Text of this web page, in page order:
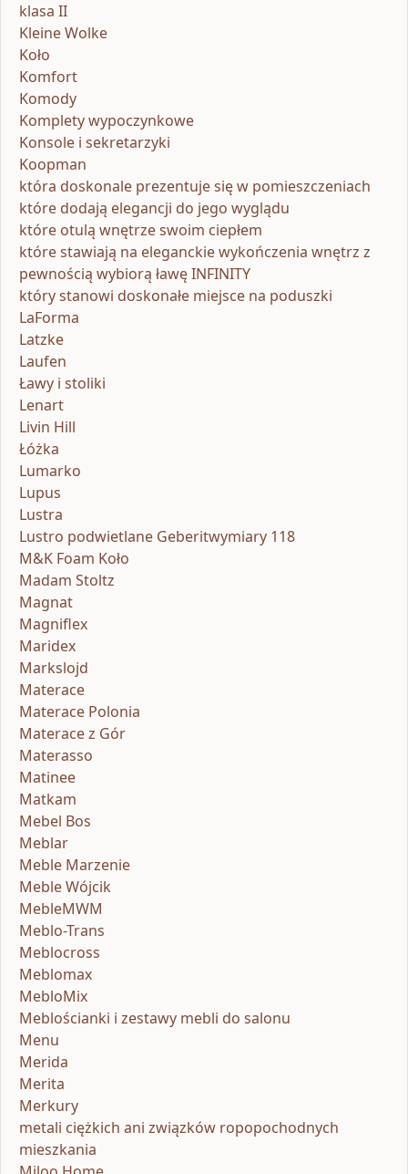
klasa II
Kleine Wolke
Koło
Komfort
Komody
Komplety wypoczynkowe
Konsole i sekretarzyki
Koopman
która doskonale prezentuje się w pomieszczeniach
które dodają elegancji do jego wyglądu
które otulą wnętrze swoim ciepłem
które stawiają na eleganckie wykończenia wnętrz z
pewnością wybiorą ławę INFINITY
który stanowi doskonałe miejsce na poduszki
LaForma
Latzke
Laufen
Ławy i stoliki
Lenart
Livin Hill
Łóżka
Lumarko
Lupus
Lustra
Lustro podwietlane Geberitwymiary 118
M&K Foam Koło
Madam Stoltz
Magnat
Magniflex
Maridex
Markslojd
Materace
Materace Polonia
Materace z Gór
Materasso
Matinee
Matkam
Mebel Bos
Meblar
Meble Marzenie
Meble Wójcik
MebleMWM
Meblo-Trans
Meblocross
Meblomax
MebloMix
Meblościanki i zestawy mebli do salonu
Menu
Merida
Merita
Merkury
metali ciężkich ani związków ropopochodnych
mieszkania